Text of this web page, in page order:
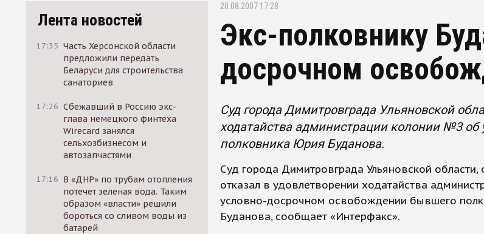
Лента новостей
17:35 Часть Херсонской области
предложили передать
Беларуси для строительства
санаториев
17:26 Сбежавший в Россию экс-
глава немецкого финтеха
Wirecard занялся
сельхозбизнесом и
автозапчастями
17:16 В «ДНР» по трубам отопления
потечет зеленая вода. Таким
образом «власти» решили
бороться со сливом воды из
батарей
20.08.2007 17:28
Экс-полковнику
досрочном
Суд города Димитровграда Ульяновской
ходатайства администрации колонии №3
полковника Юрия Буданова.
Суд города Димитровграда Ульяновской области,
отказал в удовлетворении ходатайства
условно-досрочном освобождении бывшего
Буданова, сообщает «Интерфакс».